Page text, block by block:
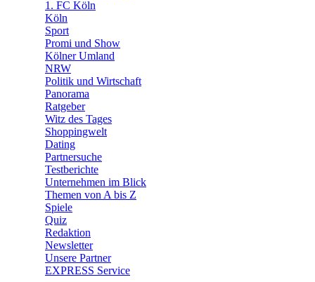
1. FC Köln
Köln
Sport
Promi und Show
Kölner Umland
NRW
Politik und Wirtschaft
Panorama
Ratgeber
Witz des Tages
Shoppingwelt
Dating
Partnersuche
Testberichte
Unternehmen im Blick
Themen von A bis Z
Spiele
Quiz
Redaktion
Newsletter
Unsere Partner
EXPRESS Service